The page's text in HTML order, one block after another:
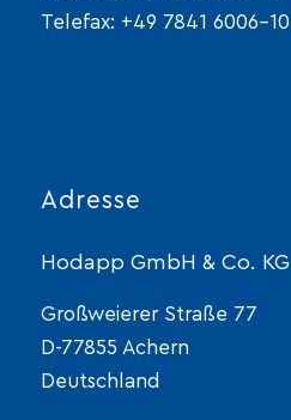
Telefax: +49 7841 6006-10
Adresse
Hodapp GmbH & Co. KG
Großweierer Straße 77
D-77855 Achern
Deutschland